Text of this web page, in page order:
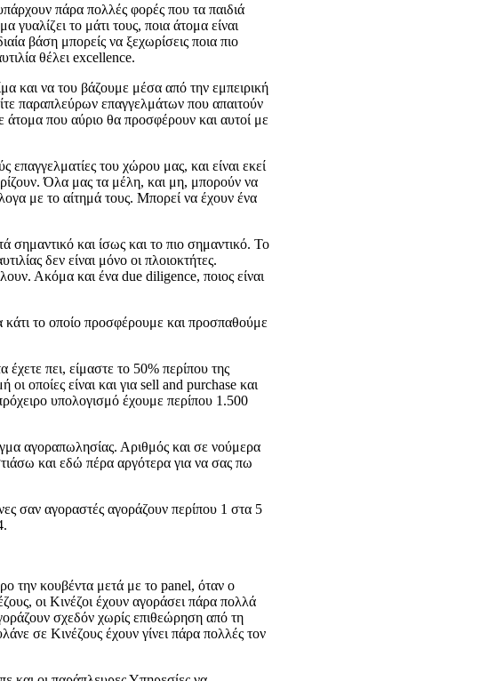
πάρα πολλές φορές που τα παιδιά
γυαλίζει το μάτι τους, ποια άτομα είναι
βάση μπορείς να ξεχωρίσεις ποια πιο
θέλει excellence.
και να του βάζουμε μέσα από την εμπειρική
παραπλεύρων επαγγελμάτων που απαιτούν
που αύριο θα προσφέρουν και αυτοί με
του χώρου μας, και είναι εκεί
Όλα μας τα μέλη, και μη, μπορούν να
με το αίτημά τους. Μπορεί να έχουν ένα
σημαντικό και ίσως και το πιο σημαντικό. Το
δεν είναι μόνο οι πλοιοκτήτες.
Ακόμα και ένα due diligence, ποιος είναι
το οποίο προσφέρουμε και προσπαθούμε
έχετε πει, είμαστε το 50% περίπου της
οποίες είναι και για sell and purchase και
υπολογισμό έχουμε περίπου 1.500
αγοραπωλησίας. Αριθμός και σε νούμερα
και εδώ πέρα αργότερα για να σας πω
σαν αγοραστές αγοράζουν περίπου 1 στα 5
την κουβέντα μετά με το panel, όταν ο
οι Κινέζοι έχουν αγοράσει πάρα πολλά
σχεδόν χωρίς επιθεώρηση από τη
σε Κινέζους έχουν γίνει πάρα πολλές τον